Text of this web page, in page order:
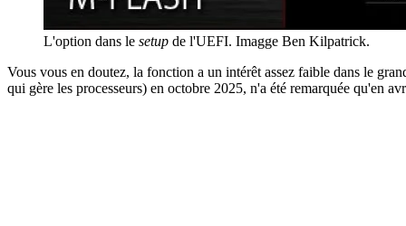
L'option dans le setup de l'UEFI. Imagge Ben Kilpatrick.
Vous vous en doutez, la fonction a un intérêt assez faible dans le
qui gère les processeurs) en octobre 2025, n'a été remarquée qu'en